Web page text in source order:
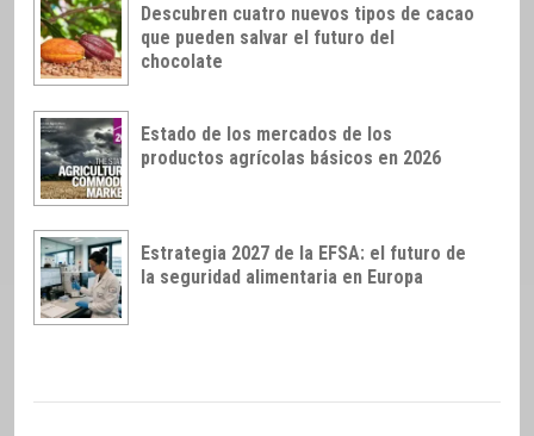
Descubren cuatro nuevos tipos de cacao
que pueden salvar el futuro del
chocolate
Estado de los mercados de los
productos agrícolas básicos en 2026
Estrategia 2027 de la EFSA: el futuro de
la seguridad alimentaria en Europa